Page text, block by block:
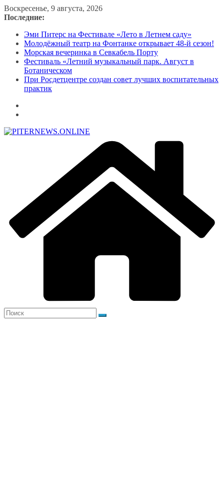
Перейти
к
Воскресенье, 9 августа, 2026
Последние:
Эми Питерс на Фестивале «Лето в Летнем саду»
Молодёжный театр на Фонтанке открывает 48-й сезон!
Морская вечеринка в Севкабель Порту
Фестиваль «Летний музыкальный парк. Август в
Ботаническом
При Росдетцентре создан совет лучших воспитательных
практик